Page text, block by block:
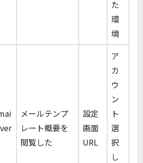
た
環
境
メールテンプ
レート概要を
閲覧した
設定
画面
URL
ア
カ
ウ
ン
ト
選
択
し